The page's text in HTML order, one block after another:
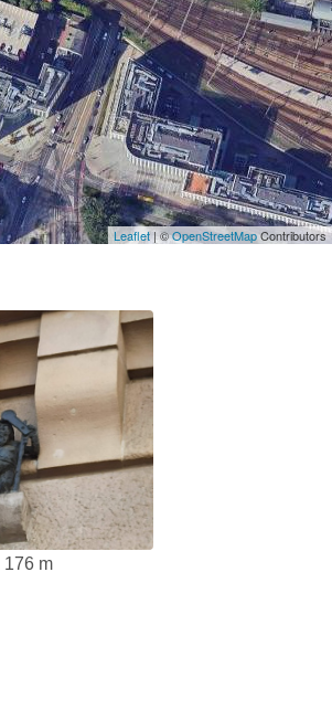
Leaflet | ©OpenStreetMapContributors
176 m